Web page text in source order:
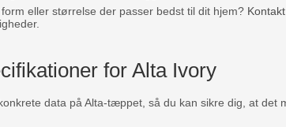
eller størrelse der passer bedst til dit hjem? Kontakt
for Alta Ivory
data på Alta-tæppet, så du kan sikre dig, at det